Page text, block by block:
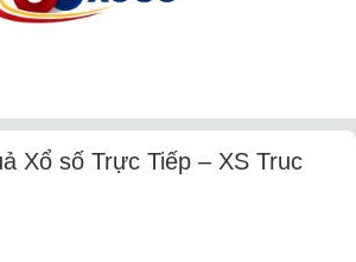
Xổ số Trực Tiếp – XS Truc